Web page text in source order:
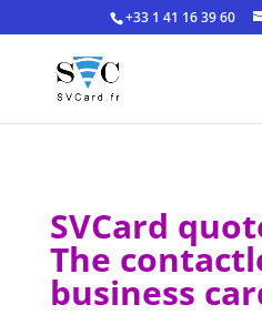
+33 1 41 16 39 60
SVCard
The
business